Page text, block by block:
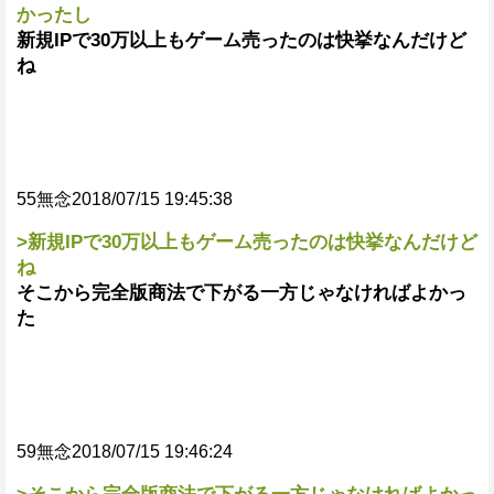
かったし
新規IPで30万以上もゲーム売ったのは快挙なんだけど
ね
55無念2018/07/15 19:45:38
>新規IPで30万以上もゲーム売ったのは快挙なんだけど
ね
そこから完全版商法で下がる一方じゃなければよかっ
た
59無念2018/07/15 19:46:24